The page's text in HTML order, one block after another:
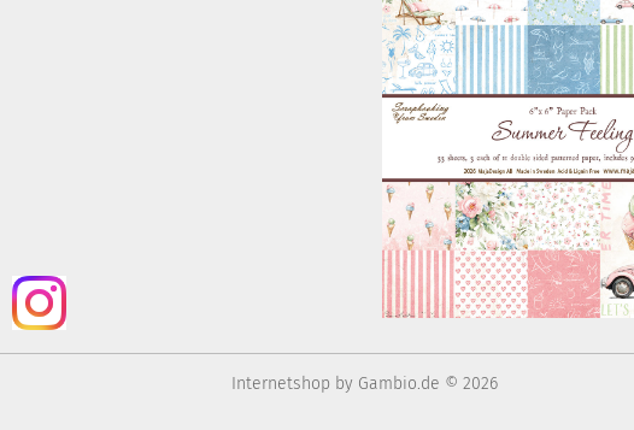
Internetshop by Gambio.de © 2026